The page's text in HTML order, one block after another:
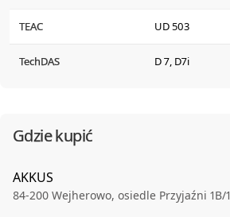
TEAC UD 503
TechDAS D 7, D7i
Gdzie kupić
AKKUS
84-200 Wejherowo, osiedle Przyjaźni 1B/1